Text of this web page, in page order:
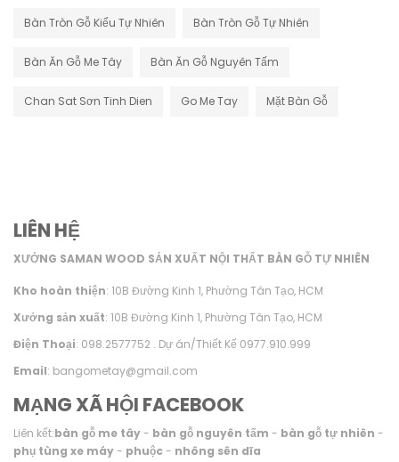
Bàn Tròn Gỗ Kiểu Tự Nhiên Bàn Tròn Gỗ Tự Nhiên
Bàn Ăn Gỗ Me Tây Bàn Ăn Gỗ Nguyên Tấm
Chan Sat Sơn Tinh Dien Go Me Tay Mặt Bàn Gỗ
LIÊN HỆ
XƯỞNG SAMAN WOOD SẢN XUẤT NỘI THẤT BÀN GỖ TỰ NHIÊN
Kho hoàn thiện: 10B Đường Kinh 1, Phường Tân Tạo, HCM
Xưởng sản xuất: 10B Đường Kinh 1, Phường Tân Tạo, HCM
Điện Thoại: 098.2577752 . Dự án/Thiết Kế 0977.910.999
Email: bangometay@gmail.com
MẠNG XÃ HỘI FACEBOOK
Liên kết:bàn gỗ me tây- bàn gỗ nguyên tấm - bàn gỗ tự nhiên -
phụ tùng xe máy- phuộc- nhông sên dĩa